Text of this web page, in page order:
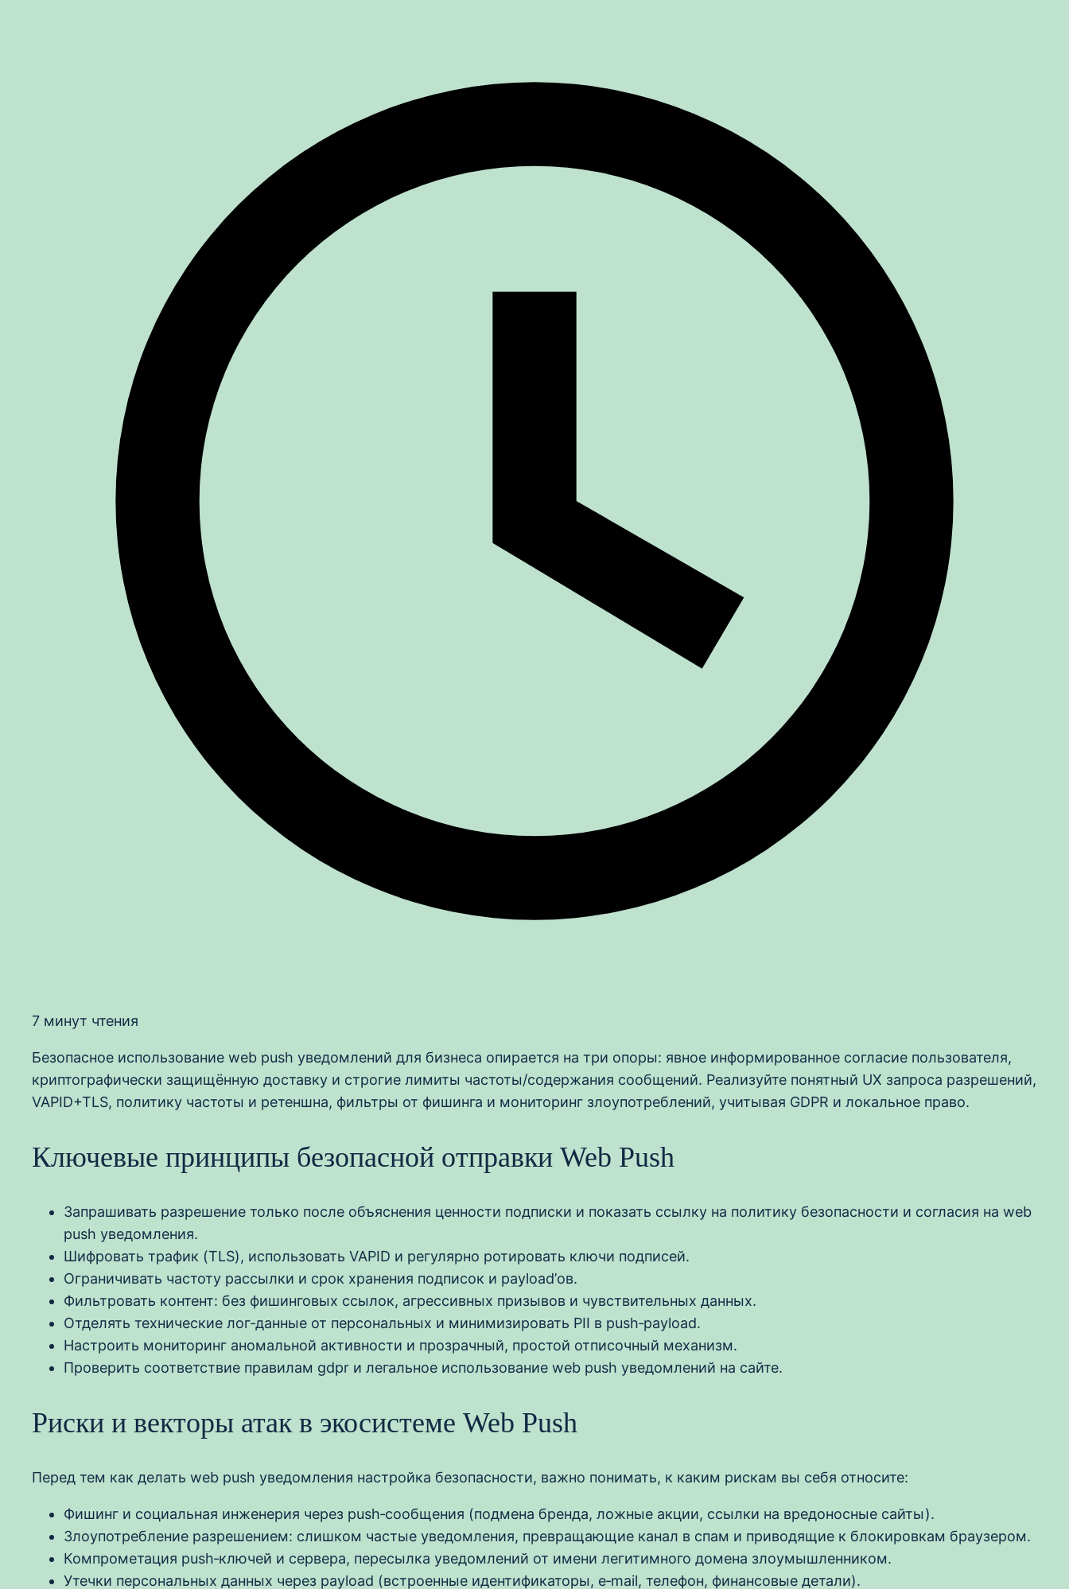
7 минут чтения
Безопасное использование web push уведомлений для бизнеса опирается на три опоры: явное информированное согласие пользователя,
криптографически защищённую доставку и строгие лимиты частоты/содержания сообщений. Реализуйте понятный UX запроса разрешений,
VAPID+TLS, политику частоты и ретеншна, фильтры от фишинга и мониторинг злоупотреблений, учитывая GDPR и локальное право.
Ключевые принципы безопасной отправки Web Push
Запрашивать разрешение только после объяснения ценности подписки и показать ссылку на политику безопасности и согласия на web
push уведомления.
Шифровать трафик (TLS), использовать VAPID и регулярно ротировать ключи подписей.
Ограничивать частоту рассылки и срок хранения подписок и payload’ов.
Фильтровать контент: без фишинговых ссылок, агрессивных призывов и чувствительных данных.
Отделять технические лог‑данные от персональных и минимизировать PII в push‑payload.
Настроить мониторинг аномальной активности и прозрачный, простой отписочный механизм.
Проверить соответствие правилам gdpr и легальное использование web push уведомлений на сайте.
Риски и векторы атак в экосистеме Web Push
Перед тем как делать web push уведомления настройка безопасности, важно понимать, к каким рискам вы себя относите:
Фишинг и социальная инженерия через push‑сообщения (подмена бренда, ложные акции, ссылки на вредоносные сайты).
Злоупотребление разрешением: слишком частые уведомления, превращающие канал в спам и приводящие к блокировкам браузером.
Компрометация push‑ключей и сервера, пересылка уведомлений от имени легитимного домена злоумышленником.
Утечки персональных данных через payload (встроенные идентификаторы, e‑mail, телефон, финансовые детали).